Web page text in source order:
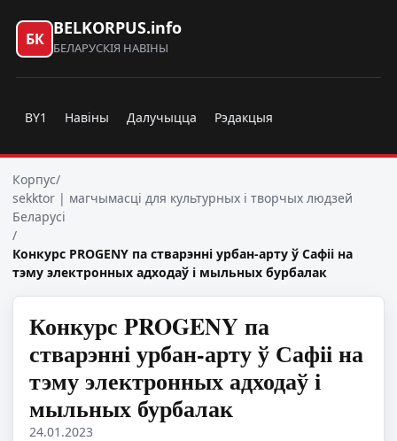
БК
BELKORPUS.info
БЕЛАРУСКІЯ НАВІНЫ
BY1 Навіны Далучыцца Рэдакцыя
Корпус/
sekktor | магчымасці для культурных і творчых людзей
Беларусі
/
Конкурс PROGENY па стварэнні урбан-арту ў Сафіі на
тэму электронных адходаў і мыльных бурбалак
Конкурс PROGENY па
стварэнні урбан-арту ў Сафіі на
тэму электронных адходаў і
мыльных бурбалак
24.01.2023